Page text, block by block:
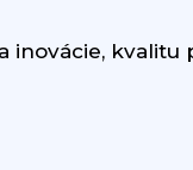
kvalitu